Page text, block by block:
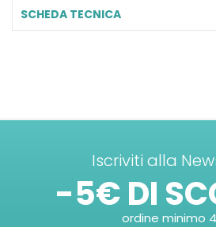
SCHEDA TECNICA
Iscriviti alla
-5€ DI
ordine minimo